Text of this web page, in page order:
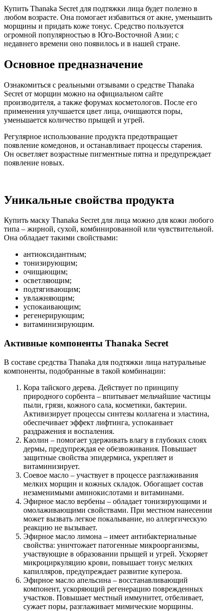
Купить Thanaka Secret для подтяжки лица будет полезно в
любом возрасте. Она помогает избавиться от акне, уменьшить
морщины и придать коже тонус. Средство пользуется
огромной популярностью в Юго-Восточной Азии; с
недавнего времени оно появилось и в нашей стране.
Основное предназначение
Ознакомиться с реальными отзывами о средстве Thanaka
Secret от морщин можно на официальном сайте
производителя, а также форумах косметологов. После его
применения улучшается цвет лица, очищаются поры,
уменьшается количество прыщей и угрей.
Регулярное использование продукта предотвращает
появление комедонов, и останавливает процессы старения.
Он осветляет возрастные пигментные пятна и предупреждает
появление новых.
Уникальные свойства продукта
Купить маску Thanaka Secret для лица можно для кожи любого
типа – жирной, сухой, комбинированной или чувствительной.
Она обладает такими свойствами:
антиоксидантным;
тонизирующим;
очищающим;
осветляющим;
подтягивающим;
увлажняющим;
успокаивающим;
регенерирующим;
витаминизирующим.
Активные компоненты Thanaka Secret
В составе средства Thanaka для подтяжки лица натуральные
компоненты, подобранные в такой комбинации:
Кора тайского дерева. Действует по принципу
природного сорбента – впитывает мельчайшие частицы
пыли, грязи, кожного сала, косметики, бактерии.
Активизирует процессы синтезы коллагена и эластина,
обеспечивает эффект лифтинга, успокаивает
раздражения и воспаления.
Каолин – помогает удерживать влагу в глубоких слоях
дермы, предупреждая ее обезвоживания. Повышает
защитные свойства эпидермиса, укрепляет и
витаминизирует.
Соевое масло – участвует в процессе разглаживания
мелких морщин и кожных складок. Обогащает состав
незаменимыми аминокислотами и витаминами.
Эфирное масло вербены – обладает тонизирующими и
омолаживающими свойствами. При местном нанесении
может вызвать легкое покалывание, но аллергическую
реакцию не вызывает.
Эфирное масло лимона – имеет антибактериальные
свойства: уничтожает патогенные микроорганизмы,
участвующие в образовании прыщей и угрей. Ускоряет
микроциркуляцию крови, повышает тонус мелких
капилляров, предупреждает развитие купероза.
Эфирное масло апельсина – восстанавливающий
компонент, ускоряющий регенерацию поврежденных
участков. Повышает местный иммунитет, отбеливает,
сужает поры, разглаживает мимические морщины.